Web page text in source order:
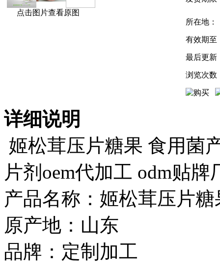
点击图片查看原图
所在地：
有效期至
最后更新
浏览次数
详细说明
姬松茸压片糖果 食用菌
片剂oem代加工 odm贴牌
产品名称：姬松茸压片糖
原产地：山东
品牌：定制加工